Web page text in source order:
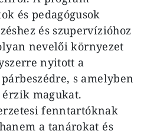
és pedagógusok
és szupervízióhoz
nevelői környezet
nyitott a
s amelyben
magukat.
fenntartóknak
a tanárokat és